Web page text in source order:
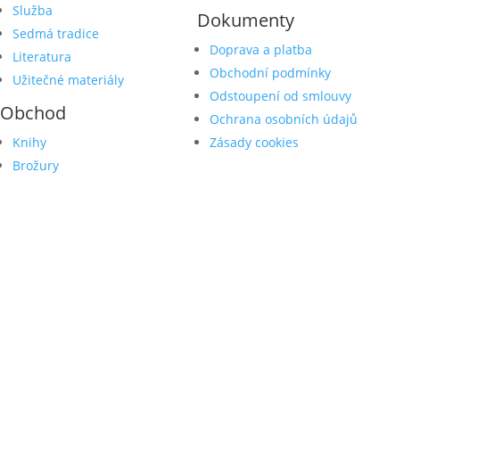
Služba
Sedmá tradice
Literatura
Užitečné materiály
Obchod
Knihy
Brožury
Dokumenty
Doprava a platba
Obchodní podmínky
Odstoupení od smlouvy
Ochrana osobních údajů
Zásady cookies